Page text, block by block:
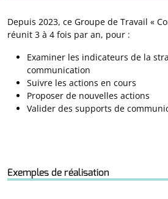
Depuis 2023, ce Groupe de Travail «
réunit 3 à 4 fois par an, pour :
Examiner les indicateurs de la
communication
Suivre les actions en cours
Proposer de nouvelles actions
Valider des supports de
Exemples de réalisation